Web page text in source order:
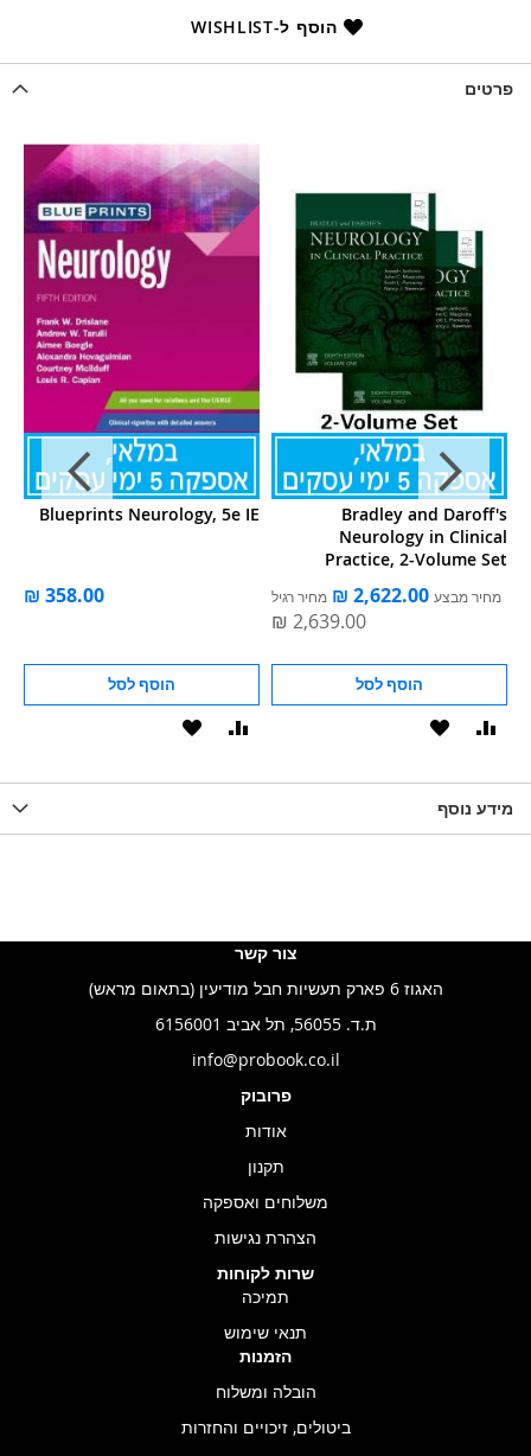
הוסף ל-WISHLIST
פרטים
Blueprints Neurology, 5e IE
הוסף לסל
הוסף
Bradley and Daroff's
Neurology in Clinical
Practice, 2-Volume Set
מחיר מבצע מחיר רגיל
הוסף לסל
הוסף
מידע נוסף
צור קשר
האגוז 6 פארק תעשיות חבל מודיעין (בתאום מראש)
ת.ד. 56055, תל אביב 6156001
info@probook.co.il
פרובוק
אודות
תקנון
משלוחים ואספקה
הצהרת נגישות
שרות לקוחות
תמיכה
תנאי שימוש
הזמנות
הובלה ומשלוח
ביטולים, זיכויים והחזרות